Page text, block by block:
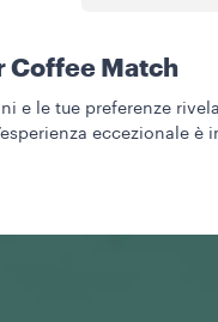
Coffee Match
e le tue preferenze
eccezionale